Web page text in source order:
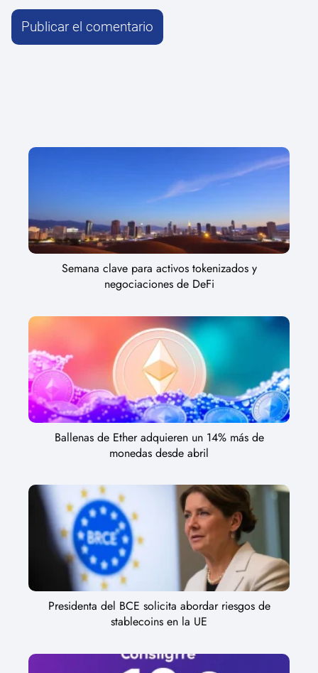
Semana clave para activos tokenizados y
negociaciones de DeFi
Ballenas de Ether adquieren un 14% más de
monedas desde abril
Presidenta del BCE solicita abordar riesgos de
stablecoins en la UE